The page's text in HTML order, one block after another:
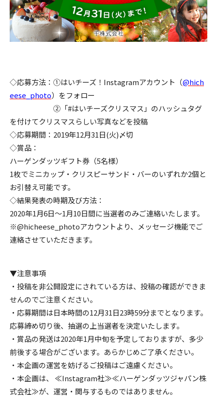
◇応募方法：①はいチーズ！Instagramアカウント（@hich
eese_photo）をフォロー
②「#はいチーズクリスマス」のハッシュタグ
を付けてクリスマスらしい写真などを投稿
◇応募期間：2019年12月31日(火)〆切
◇賞品：
ハーゲンダッツギフト券（5名様）
1枚でミニカップ・クリスピーサンド・バーのいずれか2個と
お引替え可能です。
◇結果発表の時期及び方法：
2020年1月6日〜1月10日間に当選者のみご連絡いたします。
※@hicheese_photoアカウントより、メッセージ機能でご
連絡させていただきます。
▼注意事項
・投稿を非公開設定にされている方は、投稿の確認ができま
せんのでご注意ください。
・応募期間は日本時間の12月31日23時59分までとなります。
応募締め切り後、抽選の上当選者を決定いたします。
・賞品の発送は2020年1月中旬を予定しておりますが、多少
前後する場合がございます。あらかじめご了承ください。
・本企画の運営を妨げるご投稿はご遠慮ください。
・本企画は、 ≪Instagram社≫≪ハーゲンダッツジャパン株
式会社≫が、運営・関与するものではありません。